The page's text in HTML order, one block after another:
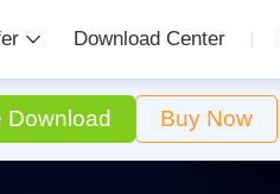
Download Center
Download Buy Now